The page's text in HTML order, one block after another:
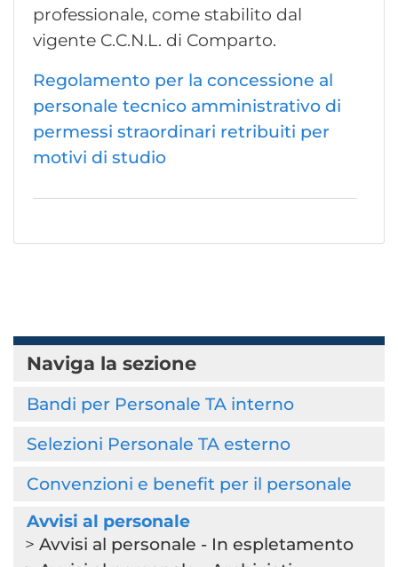
professionale, come stabilito dal
vigente C.C.N.L. di Comparto.
Regolamento per la concessione al
personale tecnico amministrativo di
permessi straordinari retribuiti per
motivi di studio
Naviga la sezione
Bandi per Personale TA interno
Selezioni Personale TA esterno
Convenzioni e benefit per il personale
Avvisi al personale
Avvisi al personale - In espletamento